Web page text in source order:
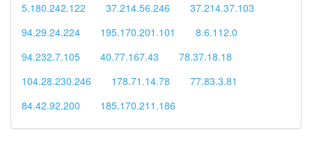
5.180.242.122
37.214.56.246
37.214.37.103
94.29.24.224
195.170.201.101
8.6.112.0
94.232.7.105
40.77.167.43
78.37.18.18
104.28.230.246
178.71.14.78
77.83.3.81
84.42.92.200
185.170.211.186